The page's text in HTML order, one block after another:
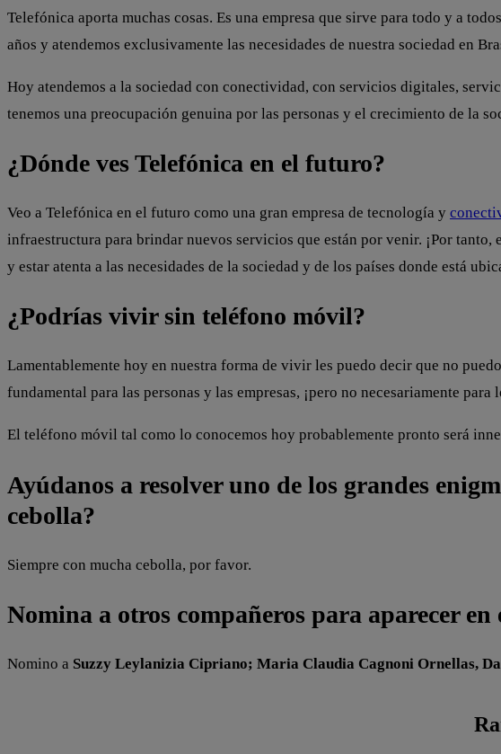
Telefónica aporta muchas cosas. Es una empresa que sirve para todo y a
años y atendemos exclusivamente las necesidades de nuestra sociedad en
Hoy atendemos a la sociedad con conectividad, con servicios digitales,
tenemos una preocupación genuina por las personas y el crecimiento de la
¿Dónde ves Telefónica en el futuro?
Veo a Telefónica en el futuro como una gran empresa de tecnología y
infraestructura para brindar nuevos servicios que están por venir. ¡Por
y estar atenta a las necesidades de la sociedad y de los países donde está
¿Podrías vivir sin teléfono móvil?
Lamentablemente hoy en nuestra forma de vivir les puedo decir que no
fundamental para las personas y las empresas, ¡pero no necesariamente
El teléfono móvil tal como lo conocemos hoy probablemente pronto será
Ayúdanos a resolver uno de los grandes
cebolla?
Siempre con mucha cebolla, por favor.
Nomina a otros compañeros para aparecer en
Nomino a Suzzy Leylanizia Cipriano; Maria Claudia Cagnoni Ornellas,